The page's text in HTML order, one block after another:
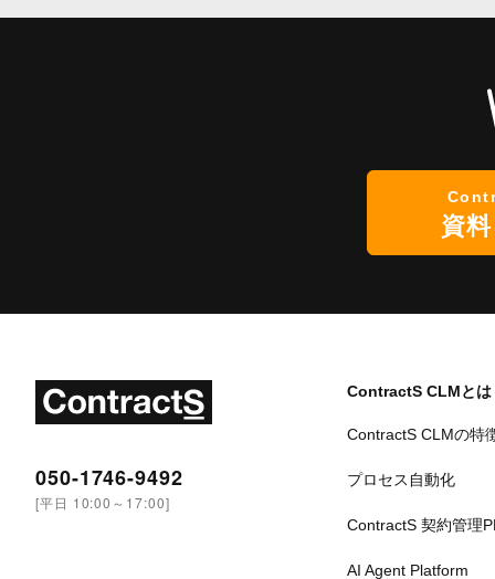
資料
050-1746-9492
[平日 10:00～17:00]
ContractS CLMとは
ContractS CLMの特
プロセス自動化
ContractS 契約管理
AI Agent Platform